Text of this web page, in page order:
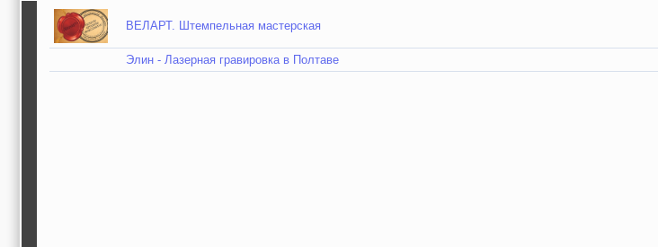
ВЕЛАРТ. Штемпельная мастерская
Элин - Лазерная гравировка в Полтаве